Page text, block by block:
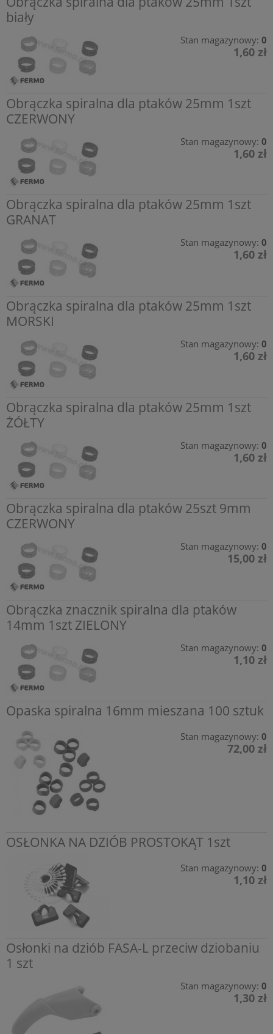
biały
Stan magazynowy: 0
1,60 zł
Obrączka spiralna dla ptaków 25mm 1szt
CZERWONY
Stan magazynowy: 0
1,60 zł
Obrączka spiralna dla ptaków 25mm 1szt
GRANAT
Stan magazynowy: 0
1,60 zł
Obrączka spiralna dla ptaków 25mm 1szt
MORSKI
Stan magazynowy: 0
1,60 zł
Obrączka spiralna dla ptaków 25mm 1szt
ŻÓŁTY
Stan magazynowy: 0
1,60 zł
Obrączka spiralna dla ptaków 25szt 9mm
CZERWONY
Stan magazynowy: 0
15,00 zł
Obrączka znacznik spiralna dla ptaków
14mm 1szt ZIELONY
Stan magazynowy: 0
1,10 zł
Opaska spiralna 16mm mieszana 100 sztuk
Stan magazynowy: 0
72,00 zł
OSŁONKA NA DZIÓB PROSTOKĄT 1szt
Stan magazynowy: 0
1,10 zł
Osłonki na dziób FASA-L przeciw dziobaniu
1 szt
Stan magazynowy: 0
1,30 zł